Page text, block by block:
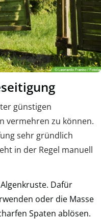
günstigen
vermehren zu können.
sehr gründlich
in der Regel manuell
Dafür
oder die Masse
Spaten ablösen.